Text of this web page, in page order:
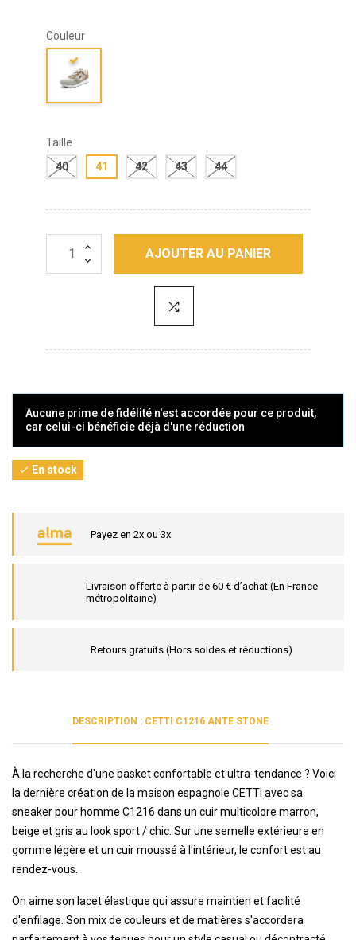
Couleur
Taille
40
41 42 43 44
AJOUTER AU PANIER
Aucune prime de fidélité n'est accordée pour ce produit,
car celui-ci bénéficie déjà d'une réduction
 En stock
Payez en 2x ou 3x
Livraison offerte à partir de 60 € d’achat (En France
métropolitaine)
Retours gratuits (Hors soldes et réductions)
DESCRIPTION : CETTI C1216 ANTE STONE
À la recherche d'une basket confortable et ultra-tendance ? Voici
la dernière création de la maison espagnole CETTI avec sa
sneaker pour homme C1216 dans un cuir multicolore marron,
beige et gris au look sport / chic. Sur une semelle extérieure en
gomme légère et un cuir moussé à l'intérieur, le confort est au
rendez-vous.
On aime son lacet élastique qui assure maintien et facilité
d'enfilage. Son mix de couleurs et de matières s'accordera